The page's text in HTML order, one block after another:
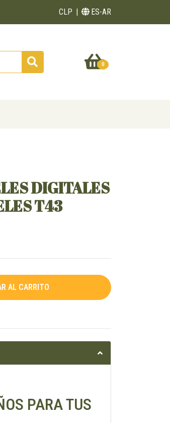
CLP ES-AR
0
DIGITALES
T43
PARA TUS